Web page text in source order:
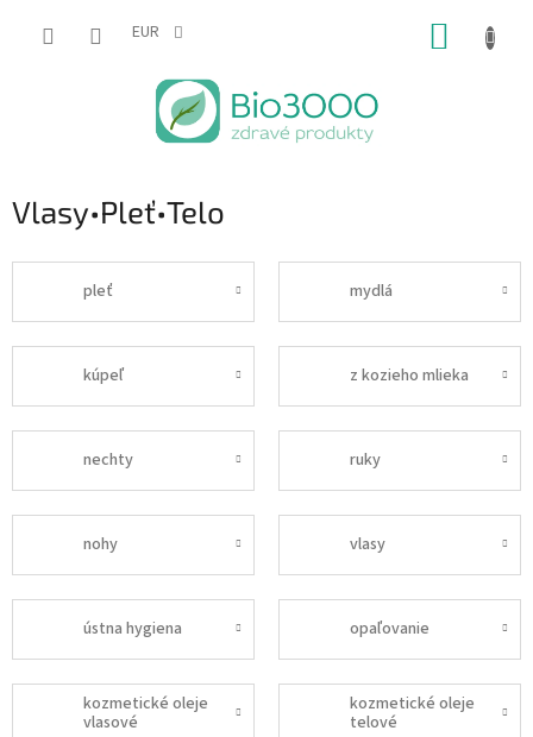
EUR
Vlasy•Pleť•Telo
pleť mydlá
kúpeľ z kozieho mlieka
nechty ruky
nohy vlasy
ústna hygiena opaľovanie
kozmetické oleje
vlasové
kozmetické oleje
telové